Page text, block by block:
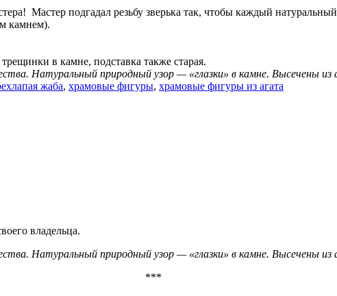
Мастер подгадал резьбу зверька так, чтобы каждый
камнем).
в камне, подставка также старая.
Натуральный природный узор — «глазки» в камне. Высечены из
жаба, храмовые фигуры, храмовые фигуры из агата
владельца.
Натуральный природный узор — «глазки» в камне. Высечены из
***